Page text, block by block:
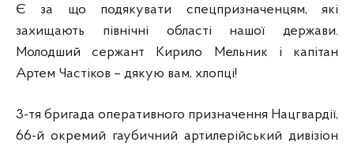
Є за що подякувати спецпризначенцям, які
захищають північні області нашої держави.
Молодший сержант Кирило Мельник і капітан
Артем Частіков – дякую вам, хлопці!
3-тя бригада оперативного призначення Нацгвардії,
66-й окремий гаубичний артилерійський дивізіон